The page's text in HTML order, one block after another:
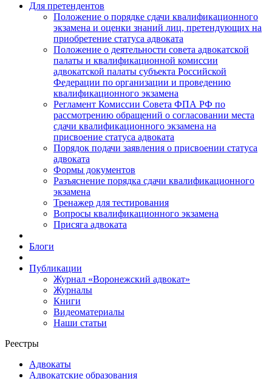
Для претендентов
Положение о порядке сдачи квалификационного
экзамена и оценки знаний лиц, претендующих на
приобретение статуса адвоката
Положение о деятельности совета адвокатской
палаты и квалификационной комиссии
адвокатской палаты субъекта Российской
Федерации по организации и проведению
квалификационного экзамена
Регламент Комиссии Совета ФПА РФ по
рассмотрению обращений о согласовании места
сдачи квалификационного экзамена на
присвоение статуса адвоката
Порядок подачи заявления о присвоении статуса
адвоката
Формы документов
Разъяснение порядка сдачи квалификационного
экзамена
Тренажер для тестирования
Вопросы квалификационного экзамена
Присяга адвоката
Блоги
Публикации
Журнал «Воронежский адвокат»
Журналы
Книги
Видеоматериалы
Наши статьи
Реестры
Адвокаты
Адвокатские образования